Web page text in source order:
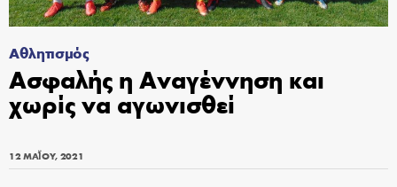
Αθλητισμός
Ασφαλής η Αναγέννηση και
χωρίς να αγωνισθεί
12 ΜΑΪ́ΟΥ, 2021